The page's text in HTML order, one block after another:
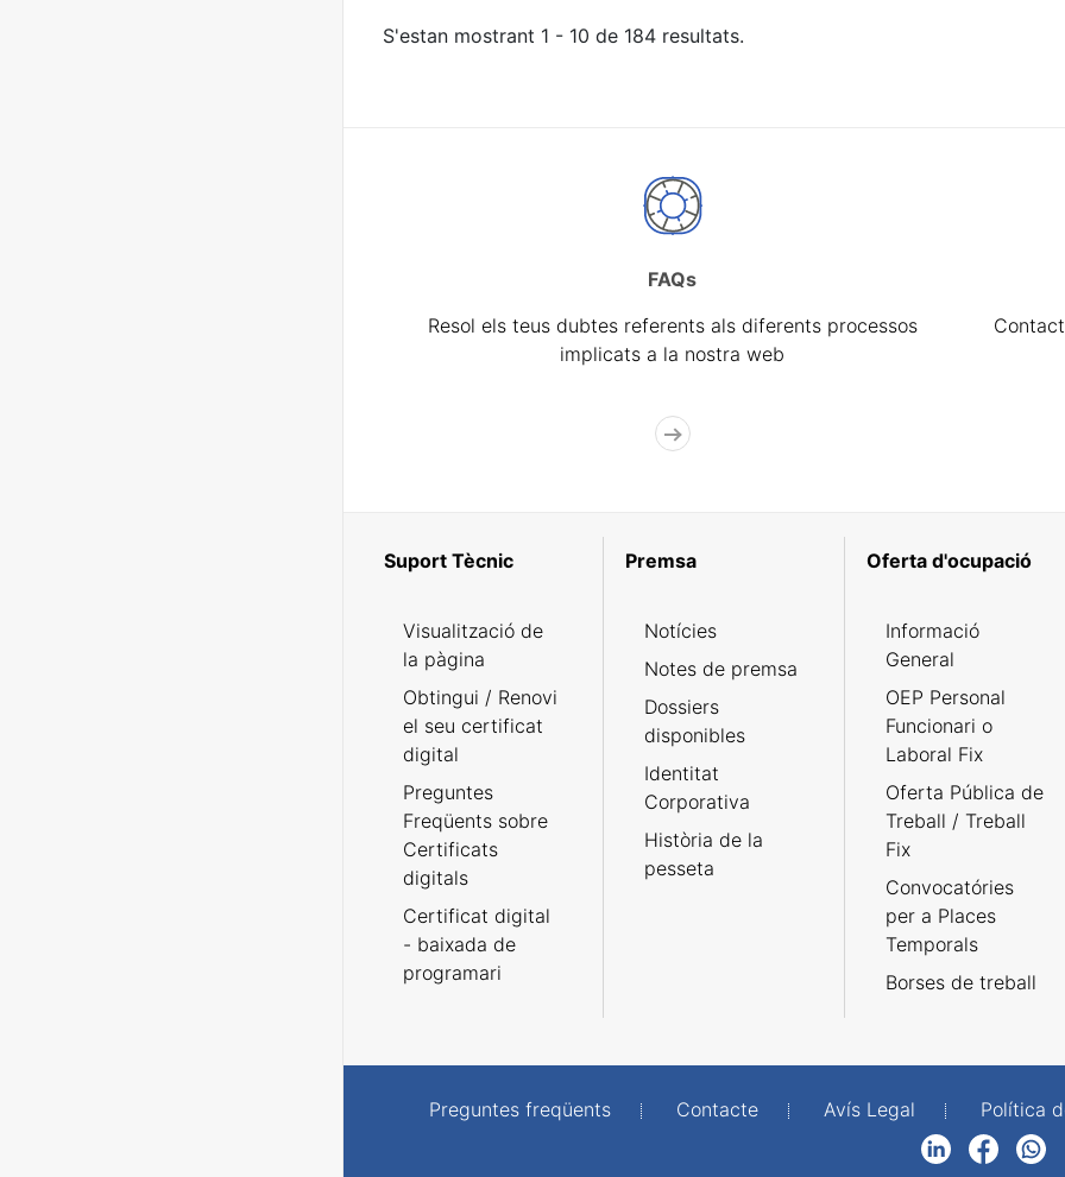
S'estan mostrant 1 - 10 de 184 resultats.
FAQs
Resol els teus dubtes referents als diferents processos
implicats a la nostra web
Suport Tècnic
Visualització de
la pàgina
Obtingui / Renovi
el seu certificat
digital
Preguntes
Freqüents sobre
Certificats
digitals
Certificat digital
- baixada de
programari
Premsa
Notícies
Notes de premsa
Dossiers
disponibles
Identitat
Corporativa
Història de la
pesseta
Oferta d'ocupació
Informació
General
OEP Personal
Funcionari o
Laboral Fix
Oferta Pública de
Treball / Treball
Fix
Convocatóries
per a Places
Temporals
Borses de treball
Preguntes freqüents Contacte Avís Legal Política
FacebookWhatsApp